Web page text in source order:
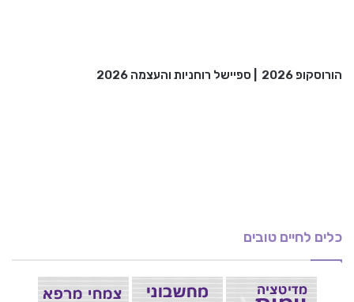
הורוסקופ 2026 ספיישל רוחניות והעצמה 2026
כלים לחיים טובים